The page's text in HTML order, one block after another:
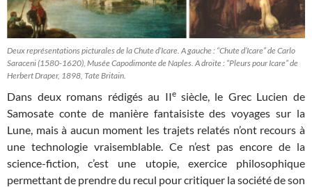
Deux représentations picturales de la Chute d’Icare. A gauche : “Chute d’Icare” de Carlo
Saraceni (1580-1620), Musée Capodimonte de Naples. A droite : “Pleurs pour Icare” de
Herbert Draper, 1898, Tate Britain.
Dans deux romans rédigés au IIe siècle, le Grec Lucien de
Samosate conte de manière fantaisiste des voyages sur la
Lune, mais à aucun moment les trajets relatés n’ont recours à
une technologie vraisemblable. Ce n’est pas encore de la
science-fiction, c’est une utopie, exercice philosophique
permettant de prendre du recul pour critiquer la société de son